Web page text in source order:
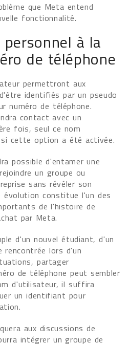
que Meta entend
fonctionnalité.
à la
de téléphone
permettront aux
identifiés par un pseudo
numéro de téléphone.
contact avec un
fois, seul ce nom
cette option a été activée.
possible d'entamer une
un groupe ou
sans révéler son
évolution constitue l'un des
de l'histoire de
par Meta.
d'un nouvel étudiant, d'un
rencontrée lors d'un
partager
de téléphone peut sembler
d'utilisateur, il suffira
un identifiant pour
aux discussions de
intégrer un groupe de